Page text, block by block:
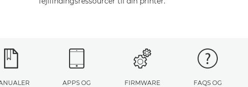
APPS OG
FIRMWARE
FAQS OG